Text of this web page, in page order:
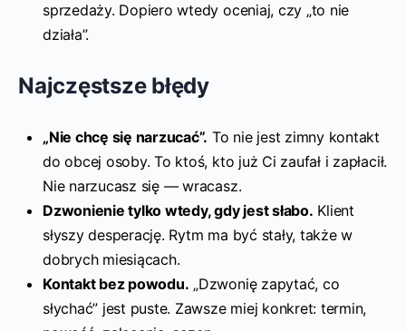
sprzedaży. Dopiero wtedy oceniaj, czy „to nie
działa”.
Najczęstsze błędy
„Nie chcę się narzucać”. To nie jest zimny kontakt
do obcej osoby. To ktoś, kto już Ci zaufał i zapłacił.
Nie narzucasz się — wracasz.
Dzwonienie tylko wtedy, gdy jest słabo. Klient
słyszy desperację. Rytm ma być stały, także w
dobrych miesiącach.
Kontakt bez powodu. „Dzwonię zapytać, co
słychać” jest puste. Zawsze miej konkret: termin,